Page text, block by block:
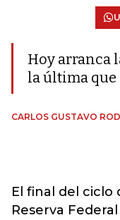
Hoy arranca
la última
CARLOS GUSTAVO
El final del ciclo
Reserva